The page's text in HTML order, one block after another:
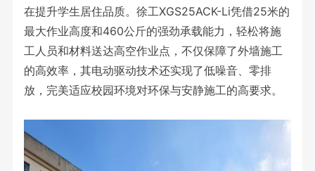
在提升学生居住品质。徐工XGS25ACK-Li凭借25米的
最大作业高度和460公斤的强劲承载能力，轻松将施
工人员和材料送达高空作业点，不仅保障了外墙施工
的高效率，其电动驱动技术还实现了低噪音、零排
放，完美适应校园环境对环保与安静施工的高要求。